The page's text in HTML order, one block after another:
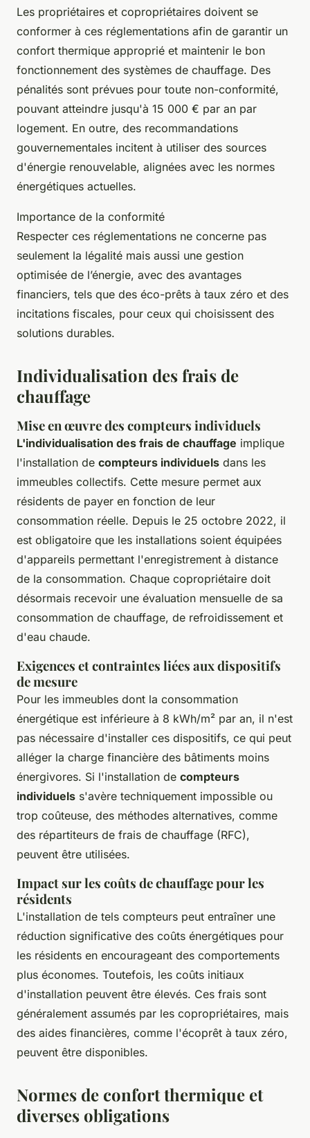
Les propriétaires et copropriétaires doivent se
conformer à ces réglementations afin de garantir un
confort thermique approprié et maintenir le bon
fonctionnement des systèmes de chauffage. Des
pénalités sont prévues pour toute non-conformité,
pouvant atteindre jusqu'à 15 000 € par an par
logement. En outre, des recommandations
gouvernementales incitent à utiliser des sources
d'énergie renouvelable, alignées avec les normes
énergétiques actuelles.
Importance de la conformité
Respecter ces réglementations ne concerne pas
seulement la légalité mais aussi une gestion
optimisée de l’énergie, avec des avantages
financiers, tels que des éco-prêts à taux zéro et des
incitations fiscales, pour ceux qui choisissent des
solutions durables.
Individualisation des frais de
chauffage
Mise en œuvre des compteurs individuels
L'individualisation des frais de chauffage implique
l'installation de compteurs individuels dans les
immeubles collectifs. Cette mesure permet aux
résidents de payer en fonction de leur
consommation réelle. Depuis le 25 octobre 2022, il
est obligatoire que les installations soient équipées
d'appareils permettant l'enregistrement à distance
de la consommation. Chaque copropriétaire doit
désormais recevoir une évaluation mensuelle de sa
consommation de chauffage, de refroidissement et
d'eau chaude.
Exigences et contraintes liées aux dispositifs
de mesure
Pour les immeubles dont la consommation
énergétique est inférieure à 8 kWh/m² par an, il n'est
pas nécessaire d'installer ces dispositifs, ce qui peut
alléger la charge financière des bâtiments moins
énergivores. Si l'installation de compteurs
individuels s'avère techniquement impossible ou
trop coûteuse, des méthodes alternatives, comme
des répartiteurs de frais de chauffage (RFC),
peuvent être utilisées.
Impact sur les coûts de chauffage pour les
résidents
L'installation de tels compteurs peut entraîner une
réduction significative des coûts énergétiques pour
les résidents en encourageant des comportements
plus économes. Toutefois, les coûts initiaux
d'installation peuvent être élevés. Ces frais sont
généralement assumés par les copropriétaires, mais
des aides financières, comme l'écoprêt à taux zéro,
peuvent être disponibles.
Normes de confort thermique et
diverses obligations